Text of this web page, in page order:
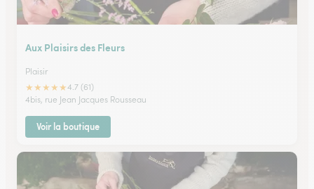
Aux Plaisirs des Fleurs
Plaisir
★★★★★4.7 (61)
4bis, rue Jean Jacques Rousseau
Voir la boutique